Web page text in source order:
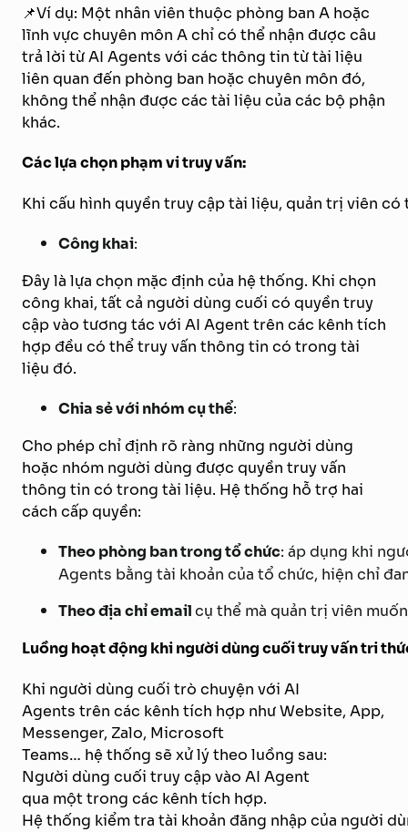
📌Ví dụ: Một nhân viên thuộc phòng ban A hoặc
lĩnh vực chuyên môn A chỉ có thể nhận được câu
trả lời từ AI Agents với các thông tin từ tài liệu
liên quan đến phòng ban hoặc chuyên môn đó,
không thể nhận được các tài liệu của các bộ phận
khác.
Các lựa chọn phạm vi truy vấn:
Khi cấu hình quyền truy cập tài liệu, quản trị viên
Công khai:
Đây là lựa chọn mặc định của hệ thống. Khi chọn
công khai, tất cả người dùng cuối có quyền truy
cập vào tương tác với AI Agent trên các kênh tích
hợp đều có thể truy vấn thông tin có trong tài
liệu đó.
Chia sẻ với nhóm cụ thể:
Cho phép chỉ định rõ ràng những người dùng
hoặc nhóm người dùng được quyền truy vấn
thông tin có trong tài liệu. Hệ thống hỗ trợ hai
cách cấp quyền:
Theo phòng ban trong tổ chức: áp dụng khi
Agents bằng tài khoản của tổ chức, hiện chỉ
Theo địa chỉ emailcụ thể mà quản trị viên
Luồng hoạt động khi người dùng cuối truy vấn tri
Khi người dùng cuối trò chuyện với AI
Agents trên các kênh tích hợp như Website, App,
Messenger, Zalo, Microsoft
Teams… hệ thống sẽ xử lý theo luồng sau:
Người dùng cuối truy cập vào AI Agent
qua một trong các kênh tích hợp.
Hệ thống kiểm tra tài khoản đăng nhập của người